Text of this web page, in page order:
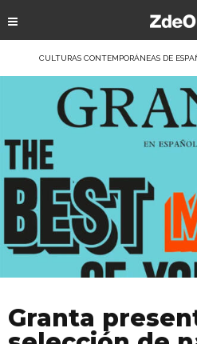
CULTURAS CONTEMPORÁNEAS DE
Granta